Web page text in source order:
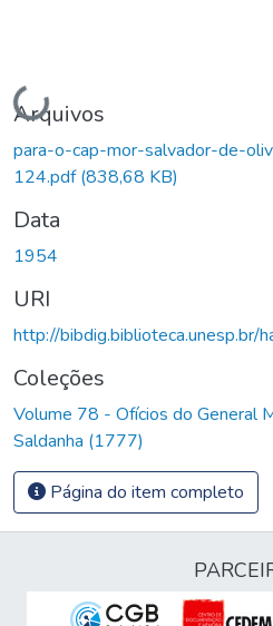
Carregando...
Arquivos
para-o-cap-mor-salvador-de-
124.pdf(838,68 KB)
Data
1954
URI
http://bibdig.biblioteca.unesp.br/
Coleções
Volume 78 - Ofícios do General
Saldanha (1777)
Página do item completo